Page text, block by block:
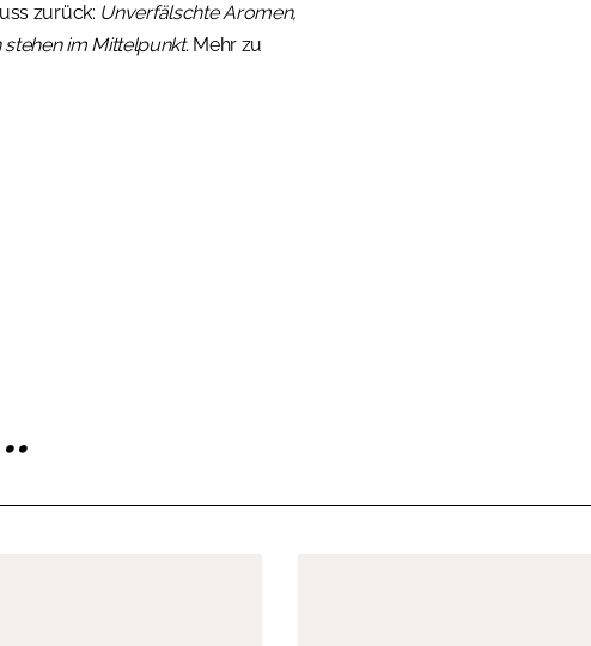
zurück: Unverfälschte Aromen,
im Mittelpunkt.Mehr zu